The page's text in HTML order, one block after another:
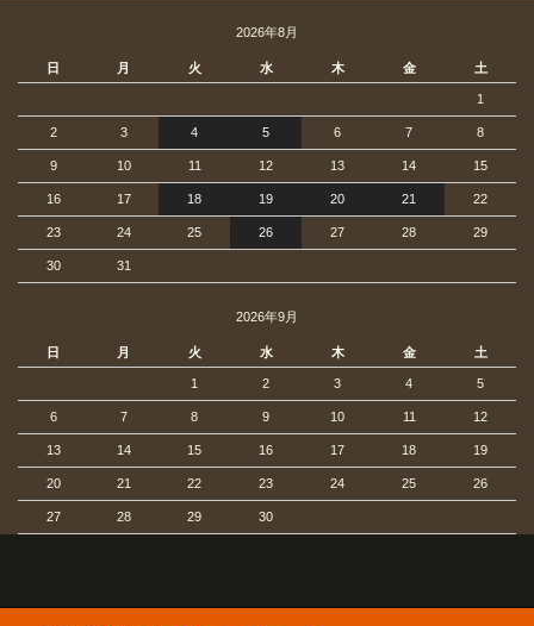
2026年8月
日 月 火 水 木 金 土
1
2 3 4 5 6 7 8
9 10 11 12 13 14 15
16 17 18 19 20 21 22
23 24 25 26 27 28 29
30 31
2026年9月
日 月 火 水 木 金 土
1 2 3 4 5
6 7 8 9 10 11 12
13 14 15 16 17 18 19
20 21 22 23 24 25 26
27 28 29 30